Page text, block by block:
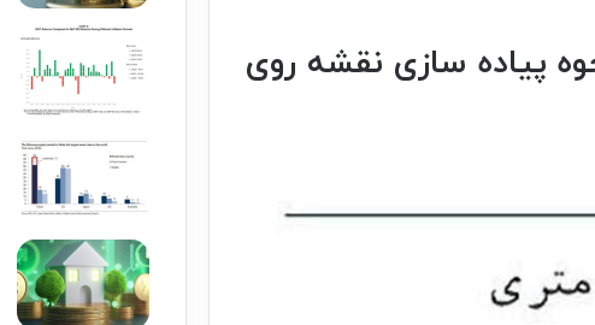
پیاده سازی نقشه روی